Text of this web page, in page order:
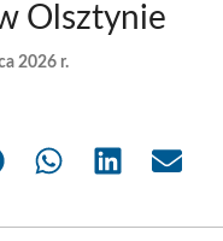
Olsztynie
2026 r.
Share Share Share